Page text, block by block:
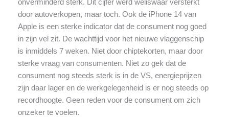
onverminderd sterk. Dit cijfer werd weliswaar versterkt
door autoverkopen, maar toch. Ook de iPhone 14 van
Apple is een sterke indicator dat de consument nog goed
in zijn vel zit. De wachttijd voor het nieuwe vlaggenschip
is inmiddels 7 weken. Niet door chiptekorten, maar door
sterke vraag van consumenten. Niet zo gek dat de
consument nog steeds sterk is in de VS, energieprijzen
zijn daar lager en de werkgelegenheid is er nog steeds op
recordhoogte. Geen reden voor de consument om zich
onzeker te voelen.